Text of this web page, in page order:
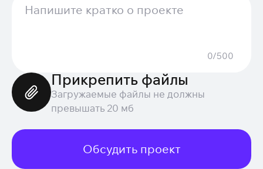
0/500
Прикрепить файлы
Загружаемые файлы не должны
превышать 20 мб
Обсудить проект